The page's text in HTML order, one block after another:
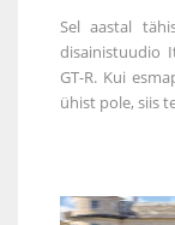
Sel aastal
disainistuudio
GT-R. Kui
ühist pole, siis